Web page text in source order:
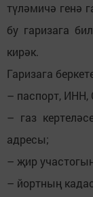
түләмичә генә
бу гаризага
кирәк.
Гаризага
– паспорт, ИНН,
– газ
адресы;
– җир
– йортның